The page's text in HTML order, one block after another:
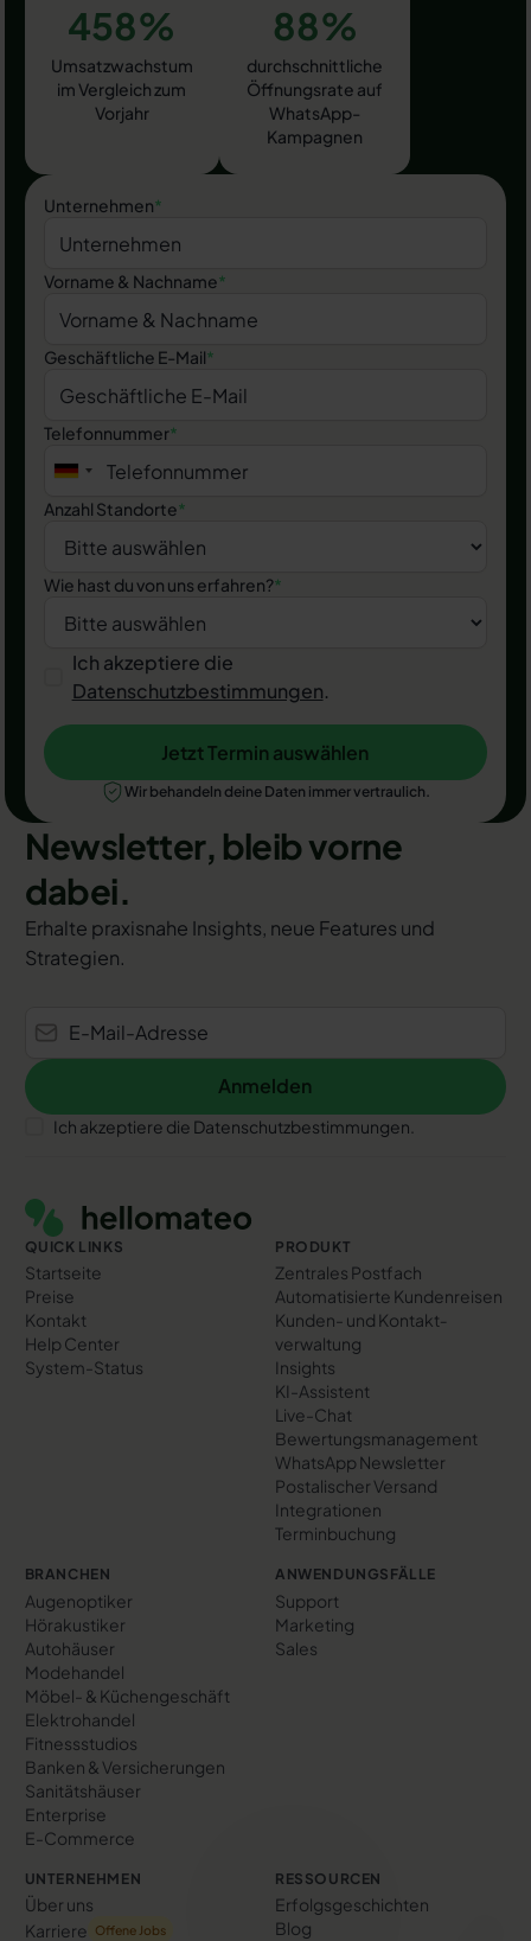
458%
Umsatzwachstum
im Vergleich zum
Vorjahr
88%
durchschnittliche
Öffnungsrate auf
WhatsApp-
Kampagnen
Unternehmen*
Vorname & Nachname*
Geschäftliche E-Mail*
Telefonnummer*
Anzahl Standorte*
Wie hast du von uns erfahren?*
Ich akzeptiere die
Datenschutzbestimmungen.
Jetzt Termin auswählen
Jetzt Termin auswählen
Wir behandeln deine Daten immer vertraulich.
Newsletter, bleib vorne
dabei.
Erhalte praxisnahe Insights, neue Features und
Strategien.
Anmelden
Anmelden
Ich akzeptiere die Datenschutzbestimmungen.
QUICK LINKS
Startseite
Preise
Kontakt
Help Center
System-Status
PRODUKT
Zentrales Postfach
Automatisierte Kundenreisen
Kunden- und Kontakt­
verwaltung
Insights
KI-Assistent
Live-Chat
Bewertungs­management
WhatsApp Newsletter
Postalischer Versand
Integrationen
Terminbuchung
BRANCHEN
Augenoptiker
Hörakustiker
Autohäuser
Modehandel
Möbel- & Küchengeschäft
Elektrohandel
Fitnessstudios
Banken & Versicherungen
Sanitätshäuser
Enterprise
E-Commerce
ANWENDUNGSFÄLLE
Support
Marketing
Sales
UNTERNEHMEN
Über uns
Karriere
Offene Jobs
RESSOURCEN
Erfolgs­geschichten
Blog